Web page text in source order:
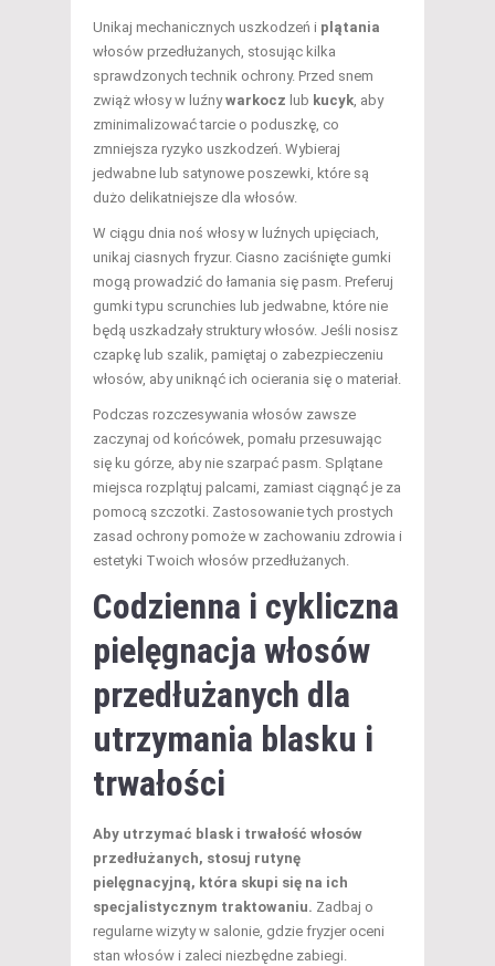
Unikaj mechanicznych uszkodzeń i plątania
włosów przedłużanych, stosując kilka
sprawdzonych technik ochrony. Przed snem
zwiąż włosy w luźnywarkocz lub kucyk, aby
zminimalizować tarcie o poduszkę, co
zmniejsza ryzyko uszkodzeń. Wybieraj
jedwabne lub satynowe poszewki, które są
dużo delikatniejsze dla włosów.
W ciągu dnia noś włosy w luźnych upięciach,
unikaj ciasnych fryzur. Ciasno zaciśnięte gumki
mogą prowadzić do łamania się pasm. Preferuj
gumki typu scrunchies lub jedwabne, które nie
będą uszkadzały struktury włosów. Jeśli nosisz
czapkę lub szalik, pamiętaj o zabezpieczeniu
włosów, aby uniknąć ich ocierania się o materiał.
Podczas rozczesywania włosów zawsze
zaczynaj od końcówek, pomału przesuwając
się ku górze, aby nie szarpać pasm. Splątane
miejsca rozplątuj palcami, zamiast ciągnąć je za
pomocą szczotki. Zastosowanie tych prostych
zasad ochrony pomoże w zachowaniu zdrowia i
estetyki Twoich włosów przedłużanych.
Codzienna i cykliczna
pielęgnacja włosów
przedłużanych dla
utrzymania blasku i
trwałości
Aby utrzymać blask i trwałość włosów
przedłużanych, stosuj rutynę
pielęgnacyjną, która skupi się na ich
specjalistycznym traktowaniu. Zadbaj o
regularne wizyty w salonie, gdzie fryzjer oceni
stan włosów i zaleci niezbędne zabiegi.